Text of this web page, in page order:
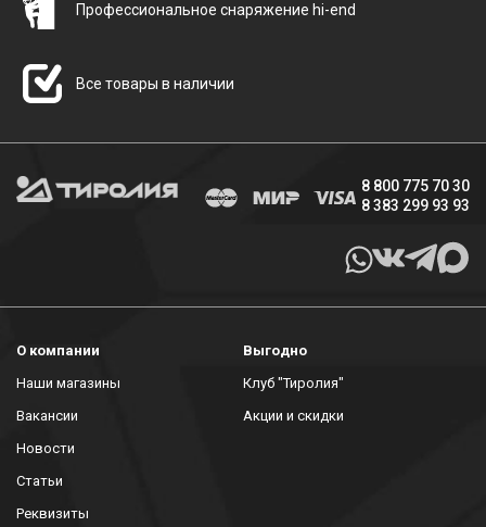
Профессиональное снаряжение hi-end
Все товары в наличии
8 800 775 70 30
8 383 299 93 93
О компании
Наши магазины
Вакансии
Новости
Статьи
Реквизиты
Выгодно
Клуб "Тиролия"
Акции и скидки